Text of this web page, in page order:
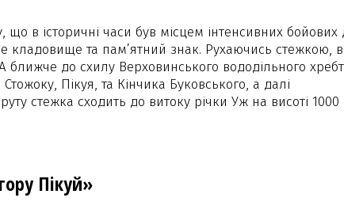
в історичні часи був місцем інтенсивних бойових
кладовище та пам’ятний знак. Рухаючись стежкою,
ближче до схилу Верховинського вододільного
Пікуя, та Кінчика Буковського, а далі
стежка сходить до витоку річки Уж на висоті 1000
Пікуй»